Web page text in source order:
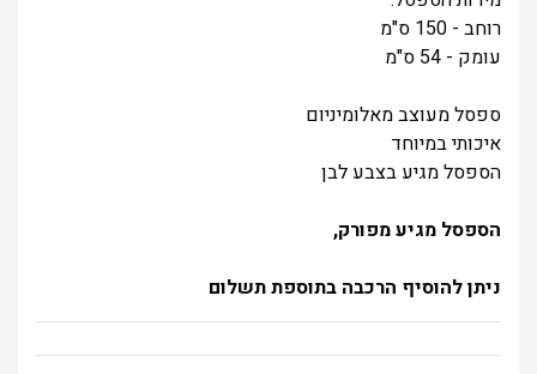
רוחב - 150 ס"מ
עומק - 54 ס"מ
ספסל מעוצב מאלומיניום
איכותי במיוחד
הספסל מגיע בצבע לבן
הספסל מגיע מפורק,
ניתן להוסיף הרכבה בתוספת תשלום